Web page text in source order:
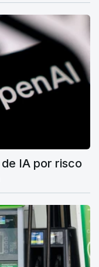
IA por risco